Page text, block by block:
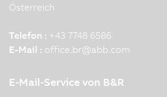
Österreich
Telefon : +43 7748 6586
E-Mail : office.br@abb.com
E-Mail-Service von B&R